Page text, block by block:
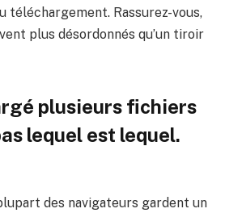
téléchargement. Rassurez-vous,
plus désordonnés qu’un tiroir
plusieurs fichiers
lequel est lequel.
des navigateurs gardent un